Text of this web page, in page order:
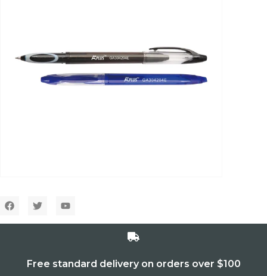
Free standard delivery on orders over $100